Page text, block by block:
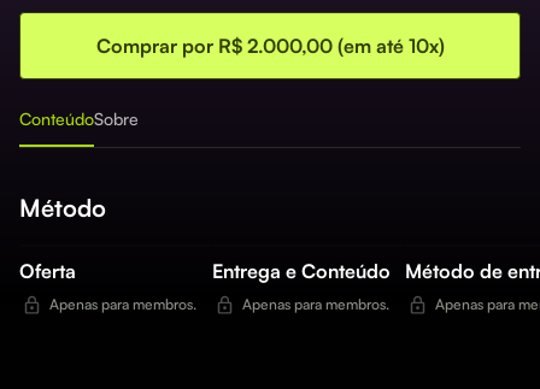
Comprar por R$ 2.000,00 (em até 10x)
ConteúdoSobre
Método
Oferta
Apenas para membros.
Entrega e Conteúdo
Apenas para membros.
Método de
Apenas para